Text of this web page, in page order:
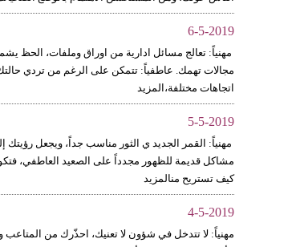
6-5-2019
مهنياً: تعالج مسائل ادارية من اوراق وملفات، الحظ
مجالات تهمك. عاطفياً: تتمكن على الرغم من تردي
اتجاهات مختلفة،المزيد
5-5-2019
مهنياً: القمر الجديد ي الثور مناسب جداً، ويجعل رؤيتك
مشاكل قديمة للظهور مجدداً على الصعيد العاطفي،
كيف تستريح منالمزيد
4-5-2019
مهنياً: لا تتدخل في شؤون لا تعنيك، احذّرك من